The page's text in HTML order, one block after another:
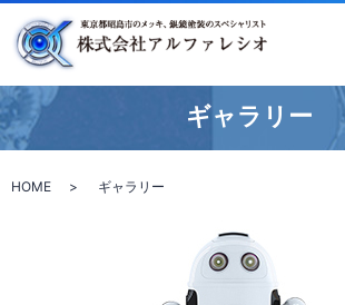
ギャラリー
HOME ギャラリー